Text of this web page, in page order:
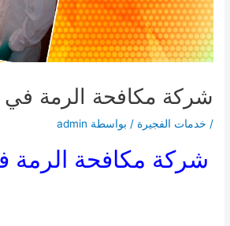
شركة مكافحة الرمة في
/ خدمات الفجيرة / بواسطة admin
شركة مكافحة الرمة